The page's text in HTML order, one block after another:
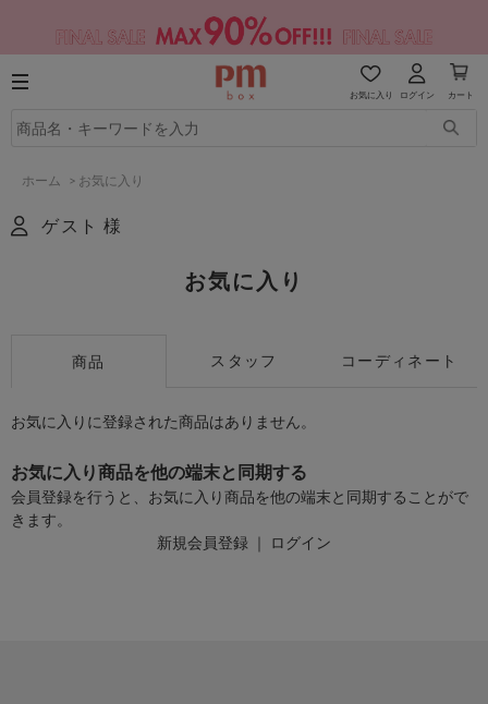
お気に入り ログイン カート
ホーム > お気に入り
ゲスト 様
お気に入り
商品 スタッフ コーディネート
お気に入りに登録された商品はありません。
お気に入り商品を他の端末と同期する
会員登録を行うと、お気に入り商品を他の端末と同期することがで
きます。
新規会員登録 ｜ ログイン